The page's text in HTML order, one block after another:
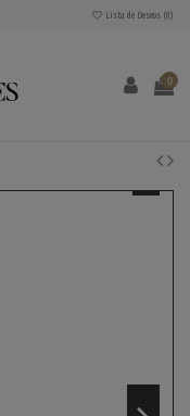
Lista de Deseos (0)
0